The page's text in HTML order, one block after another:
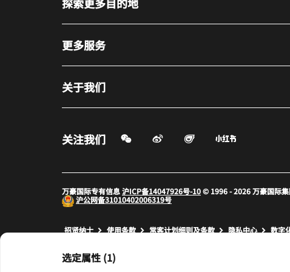
选定属性 (1)
更多服务
关于我们
关注我们 微信扫一扫
打开新窗口打开新窗口打开新窗口
万豪国际专有信息沪ICP备14047926号-10© 1996 - 2026 万豪国际
沪公网备31010402006319号
招贤纳士 打开新窗口
使用条款 打开新窗口
常客计划细则及条款 打开新窗口
隐私中心 数字
prod17,D7C25575-1566-5194-9108-B176C4CCE1DB,rel-R24.9.4